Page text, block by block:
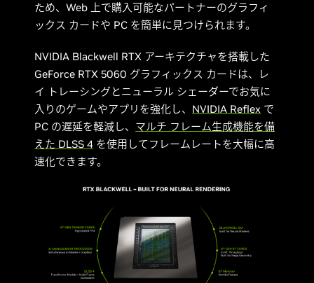
ため、Web 上で購入可能なパートナーのグラフィ
ックス カードや PC を簡単に見つけられます。
NVIDIA Blackwell RTX アーキテクチャを搭載した
GeForce RTX 5060 グラフィックス カードは、レ
イ トレーシングとニューラル シェーダーでお気に
入りのゲームやアプリを強化し、 NVIDIA Reflex で
PC の遅延を軽減し、 マルチ フレーム生成機能を備
えた DLSS 4 を使用してフレームレートを大幅に高
速化できます。